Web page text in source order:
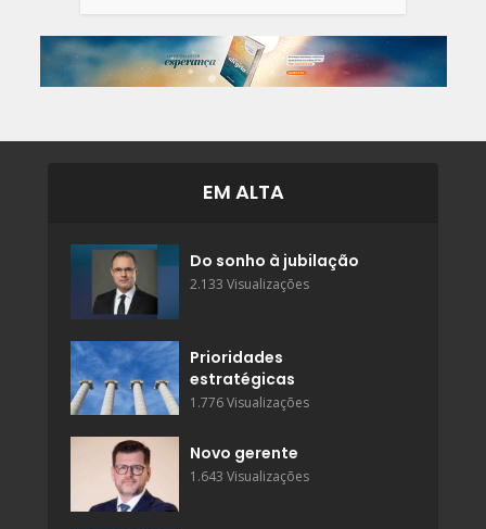
EM ALTA
Do sonho à jubilação
2.133 Visualizações
Prioridades
estratégicas
1.776 Visualizações
Novo gerente
1.643 Visualizações